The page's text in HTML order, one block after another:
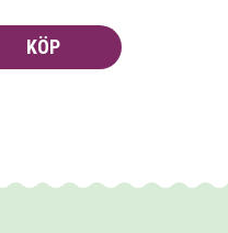
KÖP